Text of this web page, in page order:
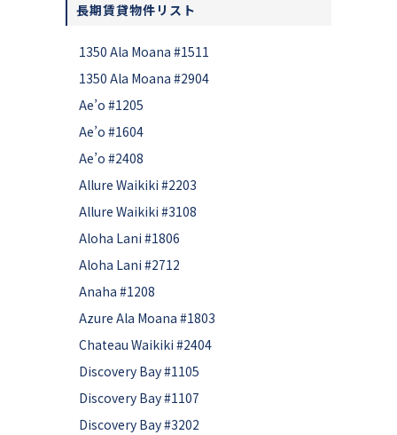
長期賃貸物件リスト
1350 Ala Moana #1511
1350 Ala Moana #2904
Ae’o #1205
Ae’o #1604
Ae’o #2408
Allure Waikiki #2203
Allure Waikiki #3108
Aloha Lani #1806
Aloha Lani #2712
Anaha #1208
Azure Ala Moana #1803
Chateau Waikiki #2404
Discovery Bay #1105
Discovery Bay #1107
Discovery Bay #3202